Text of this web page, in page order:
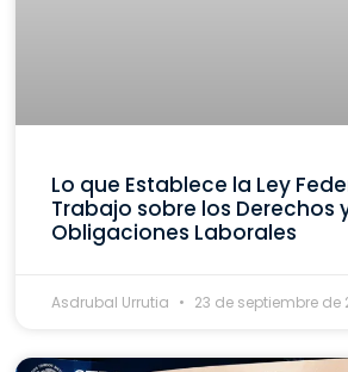
Lo que Establece la Ley
Trabajo sobre los Derechos
Obligaciones Laborales
Asdrubal Urrutia 23 de septiembre de